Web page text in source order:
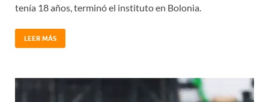
tenía 18 años, terminó el instituto en Bolonia.
LEER MÁS